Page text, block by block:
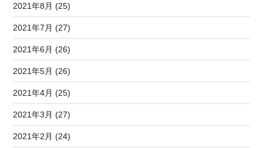
2021年8月 (25)
2021年7月 (27)
2021年6月 (26)
2021年5月 (26)
2021年4月 (25)
2021年3月 (27)
2021年2月 (24)